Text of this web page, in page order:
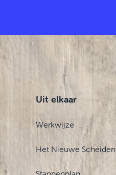
Uit elkaar
Werkwijze
Het Nieuwe Scheiden